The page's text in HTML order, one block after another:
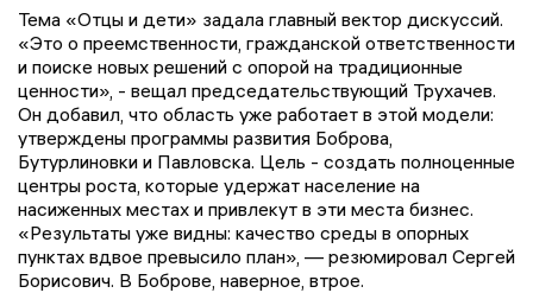
Тема «Отцы и дети» задала главный вектор дискуссий.
«Это о преемственности, гражданской ответственности
и поиске новых решений с опорой на традиционные
ценности», - вещал председательствующий Трухачев.
Он добавил, что область уже работает в этой модели:
утверждены программы развития Боброва,
Бутурлиновки и Павловска. Цель - создать полноценные
центры роста, которые удержат население на
насиженных местах и привлекут в эти места бизнес.
«Результаты уже видны: качество среды в опорных
пунктах вдвое превысило план», — резюмировал Сергей
Борисович. В Боброве, наверное, втрое.